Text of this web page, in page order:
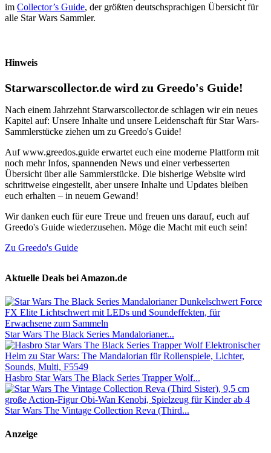
im Collector’s Guide, der größten deutschsprachigen Übersicht für
alle Star Wars Sammler.
Hinweis
Starwarscollector.de wird zu Greedo's Guide!
Nach einem Jahrzehnt Starwarscollector.de schlagen wir ein neues
Kapitel auf: Unsere Inhalte und unsere Leidenschaft für Star Wars-
Sammlerstücke ziehen um zu Greedo's Guide!
Auf www.greedos.guide erwartet euch eine moderne Plattform mit
noch mehr Infos, spannenden News und einer verbesserten
Übersicht über alle Sammlerstücke. Die bisherige Website wird
schrittweise eingestellt, aber unsere Inhalte und Updates bleiben
euch erhalten – in neuem Gewand!
Wir danken euch für eure Treue und freuen uns darauf, euch auf
Greedo's Guide wiederzusehen. Möge die Macht mit euch sein!
Zu Greedo's Guide
Aktuelle Deals bei Amazon.de
Star Wars The Black Series Mandalorianer...
Hasbro Star Wars The Black Series Trapper Wolf...
Star Wars The Vintage Collection Reva (Third...
Anzeige